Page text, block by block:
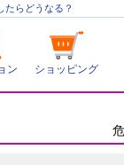
たらどうなる？
ン ショッピング